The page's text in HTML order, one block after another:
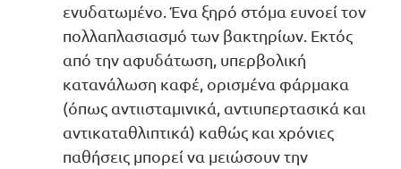
ενυδατωμένο. Ένα ξηρό στόμα ευνοεί τον
πολλαπλασιασμό των βακτηρίων. Εκτός
από την αφυδάτωση, υπερβολική
κατανάλωση καφέ, ορισμένα φάρμακα
(όπως αντιισταμινικά, αντιυπερτασικά και
αντικαταθλιπτικά) καθώς και χρόνιες
παθήσεις μπορεί να μειώσουν την